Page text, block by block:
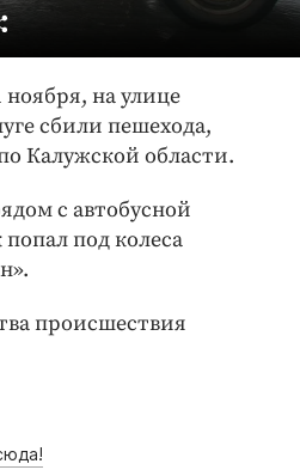
ноября, на улице
сбили пешехода,
Калужской области.
с автобусной
под колеса
происшествия